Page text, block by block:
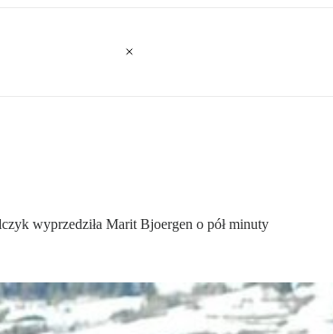
wyprzedziła Marit Bjoergen o pół minuty